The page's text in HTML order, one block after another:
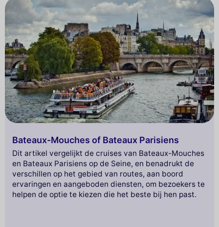
Bateaux-Mouches of Bateaux Parisiens
Dit artikel vergelijkt de cruises van Bateaux-Mouches
en Bateaux Parisiens op de Seine, en benadrukt de
verschillen op het gebied van routes, aan boord
ervaringen en aangeboden diensten, om bezoekers te
helpen de optie te kiezen die het beste bij hen past.